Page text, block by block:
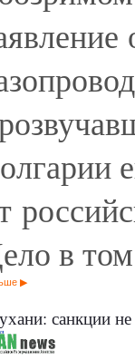
в
санкции